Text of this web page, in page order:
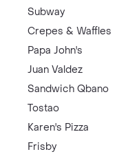
Subway
Crepes & Waffles
Papa John's
Juan Valdez
Sandwich Qbano
Tostao
Karen's Pizza
Frisby